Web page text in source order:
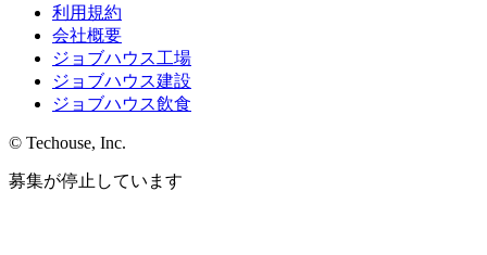
利用規約
会社概要
ジョブハウス工場
ジョブハウス建設
ジョブハウス飲食
© Techouse, Inc.
募集が停止しています